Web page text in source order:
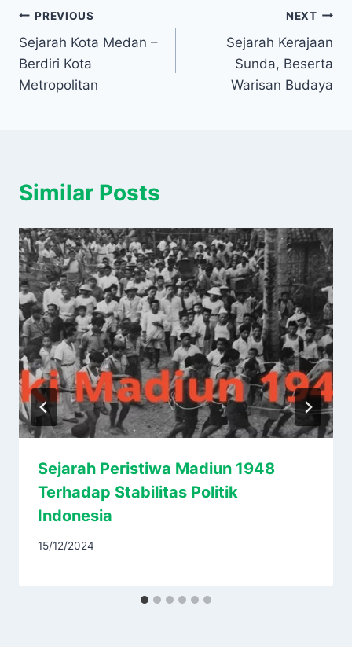
Navigasi
pos
PREVIOUS
Sejarah Kota Medan –
Berdiri Kota
Metropolitan
NEXT
Sejarah Kerajaan
Sunda, Beserta
Warisan Budaya
Similar Posts
Sejarah Peristiwa Madiun 1948
Terhadap Stabilitas Politik
Indonesia
15/12/2024